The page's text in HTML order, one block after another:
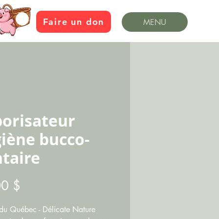
Faire un don MENU
bucco-
$
Québec - Délicate Nature